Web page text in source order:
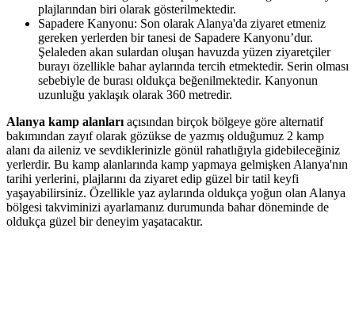
plajlarından biri olarak gösterilmektedir.
Sapadere Kanyonu: Son olarak Alanya'da ziyaret etmeniz
gereken yerlerden bir tanesi de Sapadere Kanyonu’dur.
Şelaleden akan sulardan oluşan havuzda yüzen ziyaretçiler
burayı özellikle bahar aylarında tercih etmektedir. Serin olması
sebebiyle de burası oldukça beğenilmektedir. Kanyonun
uzunluğu yaklaşık olarak 360 metredir.
Alanya kamp alanları açısından birçok bölgeye göre alternatif
bakımından zayıf olarak gözükse de yazmış olduğumuz 2 kamp
alanı da aileniz ve sevdiklerinizle gönül rahatlığıyla gidebileceğiniz
yerlerdir. Bu kamp alanlarında kamp yapmaya gelmişken Alanya'nın
tarihi yerlerini, plajlarını da ziyaret edip güzel bir tatil keyfi
yaşayabilirsiniz. Özellikle yaz aylarında oldukça yoğun olan Alanya
bölgesi takviminizi ayarlamanız durumunda bahar döneminde de
oldukça güzel bir deneyim yaşatacaktır.